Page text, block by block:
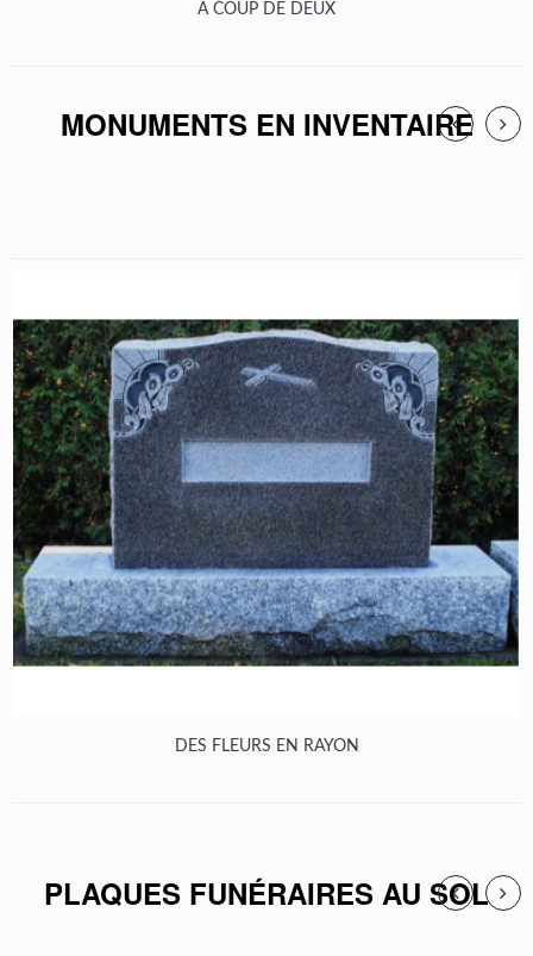
À COUP DE DEUX
MONUMENTS EN INVENTAIRE
DES FLEURS EN RAYON
PLAQUES FUNÉRAIRES AU SOL